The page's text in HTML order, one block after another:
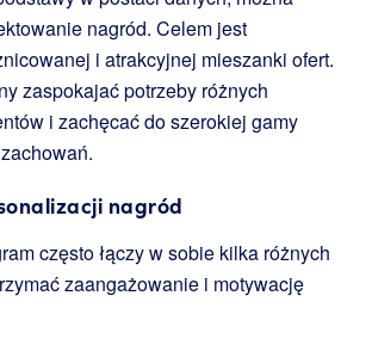
nagród. Celem jest
i atrakcyjnej mieszanki ofert.
zaspokajać potrzeby różnych
i zachęcać do szerokiej gamy
nagród
często łączy w sobie kilka różnych
zaangażowanie i motywację